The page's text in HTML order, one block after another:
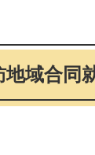
域合同